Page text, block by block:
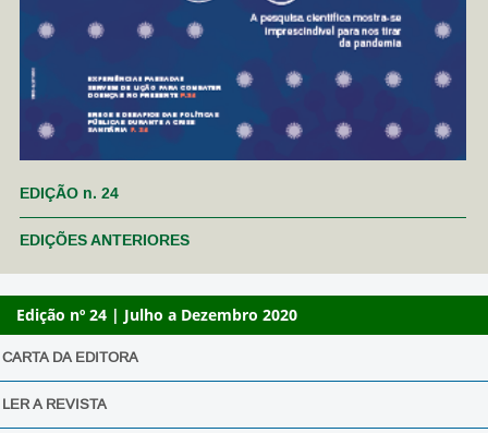
EDIÇÃO n. 24
EDIÇÕES ANTERIORES
Edição nº 24 | Julho a Dezembro 2020
CARTA DA EDITORA
LER A REVISTA